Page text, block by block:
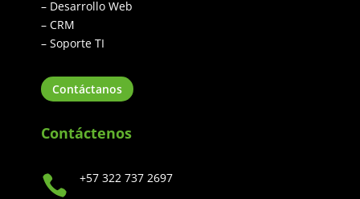
– Desarrollo Web
– CRM
– Soporte TI
Contáctanos
Contáctenos
 +57 322 737 2697